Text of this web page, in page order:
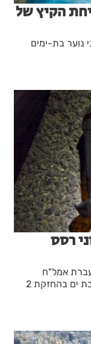
הקיץ של
נוער בת-ימים
עם 2 רימוני רסס
אמל"ח
לשימוש ארגון פשיעה ועצרה חשוד תושב בת ים בהחזקת 2